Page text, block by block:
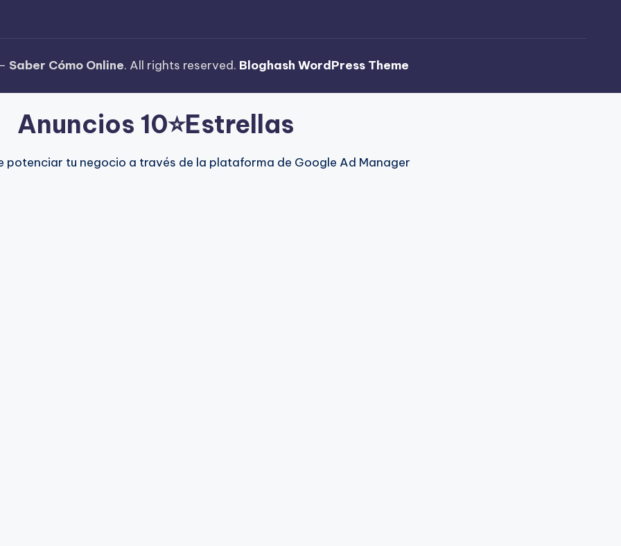
Saber Cómo Online. All rights reserved. Bloghash WordPress Theme
Anuncios 10⭐Estrellas
potenciar tu negocio a través de la plataforma de Google Ad Manager